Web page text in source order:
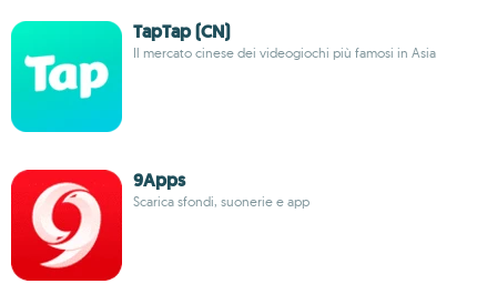
TapTap (CN)
Il mercato cinese dei videogiochi più famosi in Asia
9Apps
Scarica sfondi, suonerie e app